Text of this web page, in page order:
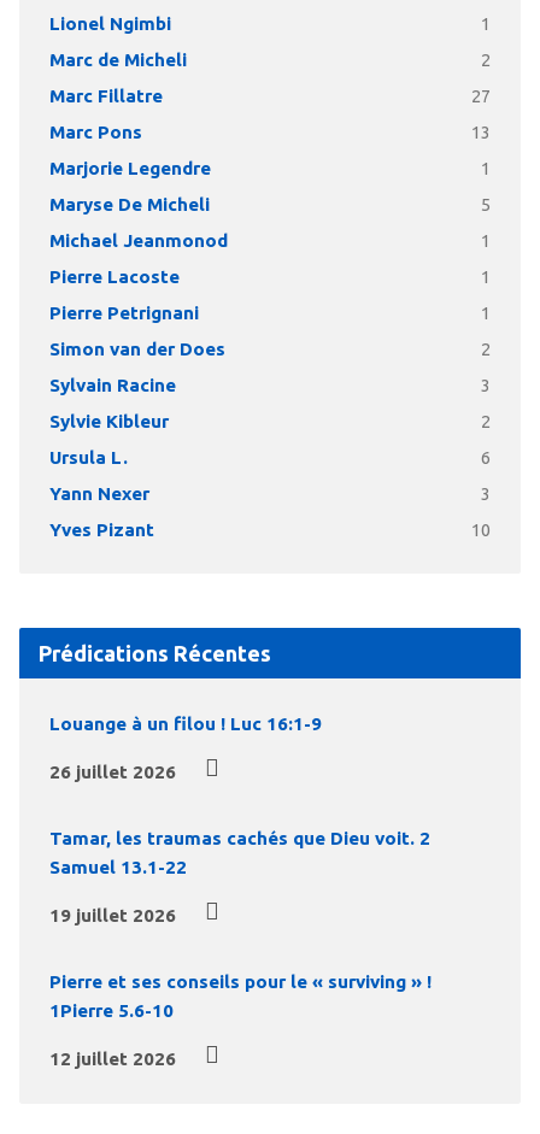
Lionel Ngimbi 1
Marc de Micheli 2
Marc Fillatre 27
Marc Pons 13
Marjorie Legendre 1
Maryse De Micheli 5
Michael Jeanmonod 1
Pierre Lacoste 1
Pierre Petrignani 1
Simon van der Does 2
Sylvain Racine 3
Sylvie Kibleur 2
Ursula L. 6
Yann Nexer 3
Yves Pizant 10
Prédications Récentes
Louange à un filou ! Luc 16:1-9
26 juillet 2026
Tamar, les traumas cachés que Dieu voit. 2
Samuel 13.1-22
19 juillet 2026
Pierre et ses conseils pour le « surviving » !
1Pierre 5.6-10
12 juillet 2026